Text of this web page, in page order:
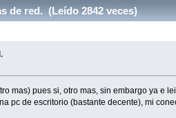
de red. (Leído 2842 veces)
mas) pues si, otro mas, sin embargo ya e
pc de escritorio (bastante decente), mi